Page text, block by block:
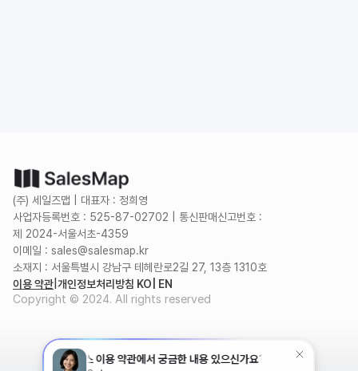
(주) 세일즈맵 | 대표자 : 정희영
사업자등록번호 : 525-87-02702 | 통신판매신고번호 :
제 2024-서울서초-4359
이메일 : sales@salesmap.kr
소재지 : 서울특별시 강남구 테헤란로2길 27, 13층 1310호
이용 약관 개인정보처리방침 KO | EN
Copyright © 2024. All rights reserved